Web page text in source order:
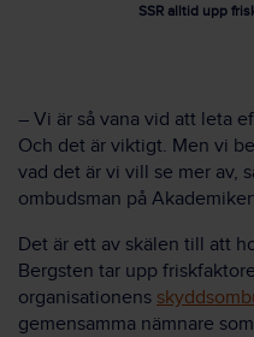
SSR alltid upp
– Vi är så vana vid att leta
Och det är viktigt. Men vi
vad det är vi vill se mer av,
ombudsman på
Det är ett av skälen till att
Bergsten tar upp
organisationens
gemensamma nämnare